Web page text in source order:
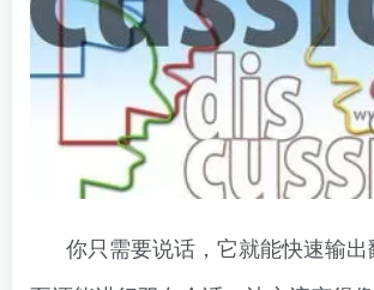
你只需要说话，它就能快速输